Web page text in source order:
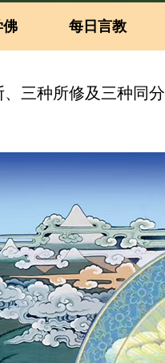
佛 每日言教
三种所修及三种同分